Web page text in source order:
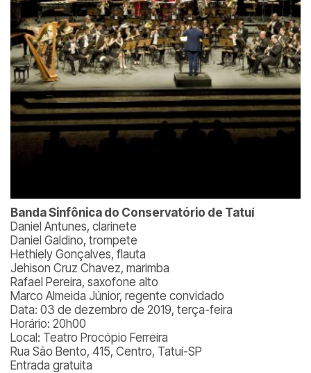
Banda Sinfônica do Conservatório de Tatuí
Daniel Antunes, clarinete
Daniel Galdino, trompete
Hethiely Gonçalves, flauta
Jehison Cruz Chavez, marimba
Rafael Pereira, saxofone alto
Marco Almeida Júnior, regente convidado
Data: 03 de dezembro de 2019, terça-feira
Horário: 20h00
Local: Teatro Procópio Ferreira
Rua São Bento, 415, Centro, Tatuí-SP
Entrada gratuita